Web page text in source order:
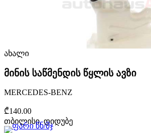
ახალი
მინის საწმენდის წყლის ავზი
MERCEDES-BENZ
₾140.00
თბილისი, დიდუბე